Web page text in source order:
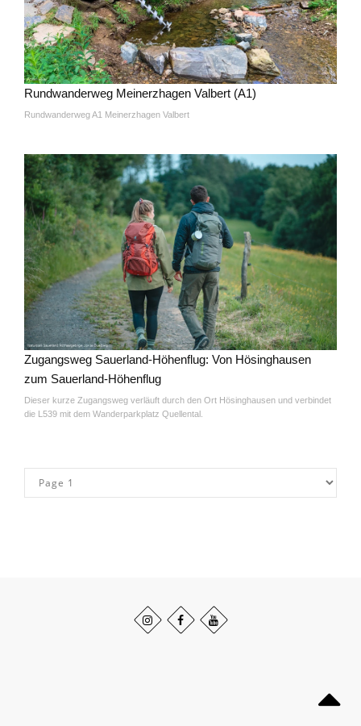
Rundwanderweg Meinerzhagen Valbert (A1)
Rundwanderweg A1 Meinerzhagen Valbert
Zugangsweg Sauerland-Höhenflug: Von Hösinghausen
zum Sauerland-Höhenflug
Dieser kurze Zugangsweg verläuft durch den Ort Hösinghausen und verbindet
die L539 mit dem Wanderparkplatz Quellental.